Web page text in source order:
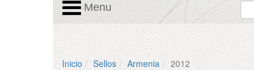
Menu
Inicio Sellos Armenia 2012